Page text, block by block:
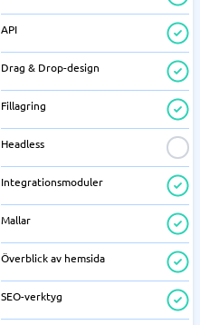
API
Drag & Drop-design
Fillagring
Headless
Integrationsmoduler
Mallar
Överblick av hemsida
SEO-verktyg